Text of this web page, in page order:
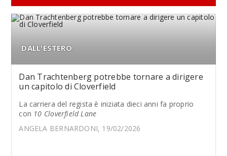
DALL'ESTERO
Dan Trachtenberg potrebbe tornare a dirigere
un capitolo di Cloverfield
La carriera del regista è iniziata dieci anni fa proprio
con 10 Cloverfield Lane
ANGELA BERNARDONI, 19/02/2026